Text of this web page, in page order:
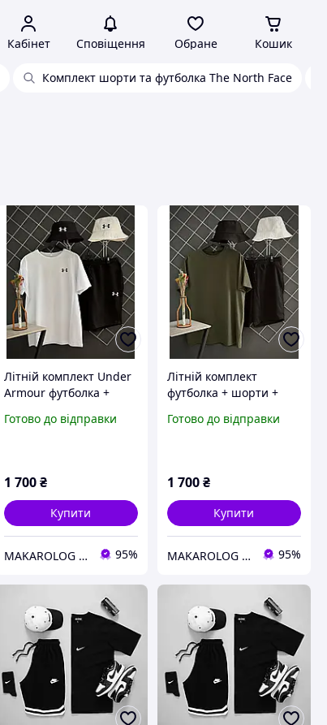
Кабінет Сповіщення Обране Кошик
Комплект шорти та футболка The North Face
Літній комплект Under
Armour футболка +
Чоловічий костюм
Готово до відправки
1 700 ₴
Купити
MAKAROLOG STORE 95%
Літній комплект
футболка + шорти +
літній костюм
Готово до відправки
1 700₴
Купити
MAKAROLOG STORE 95%